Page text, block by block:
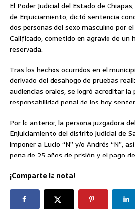
El Poder Judicial del Estado de
de Enjuiciamiento, dictó sentencia
dos personas del sexo masculino por
Calificado, cometido en agravio de un
reservada.
Tras los hechos ocurridos en el
derivado del desahogo de pruebas
audiencias orales, se logró acreditar la
responsabilidad penal de los hoy
Por lo anterior, la persona juzgadora
Enjuiciamiento del distrito judicial de
imponer a Lucio “N” y/o Andrés “N”,
pena de 25 años de prisión y el pago
¡Comparte la nota!